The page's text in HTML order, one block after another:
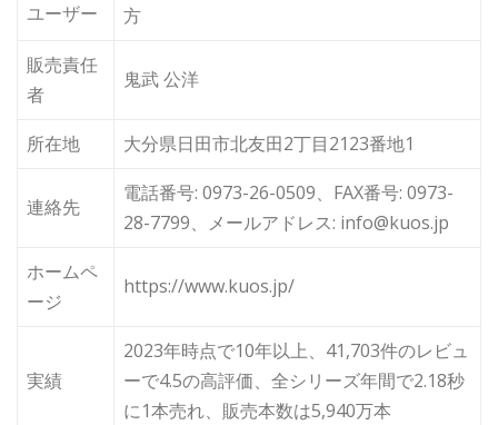
ユーザー
方
販売責任
者
鬼武 公洋
所在地 大分県日田市北友田2丁目2123番地1
連絡先
電話番号: 0973-26-0509、FAX番号: 0973-
28-7799、メールアドレス: info@kuos.jp
ホームペ
ージ
https://www.kuos.jp/
実績
2023年時点で10年以上、41,703件のレビュ
ーで4.5の高評価、全シリーズ年間で2.18秒
に1本売れ、販売本数は5,940万本